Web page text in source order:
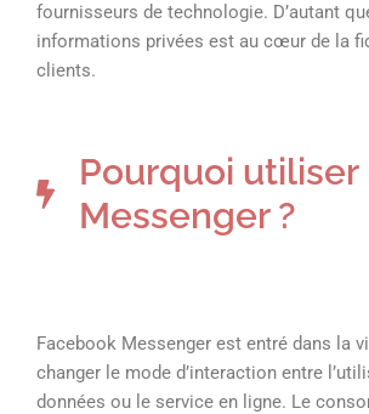
fournisseurs de technologie. D’autant
informations privées est au cœur de la
clients.
Pourquoi utiliser
Messenger ?
Facebook Messenger est entré dans la
changer le mode d’interaction entre
données ou le service en ligne. Le